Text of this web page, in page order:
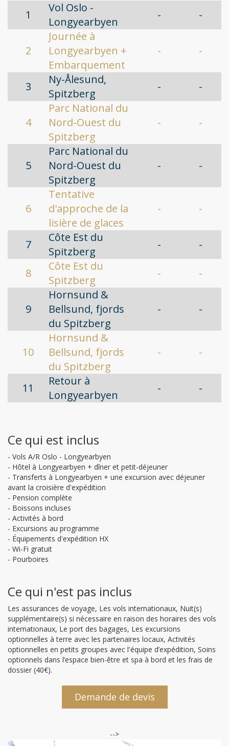
1
Vol Oslo -
Longyearbyen
- -
2
Journée à
Longyearbyen +
Embarquement
- -
3
Ny-Ålesund,
Spitzberg
- -
4
Parc National du
Nord-Ouest du
Spitzberg
- -
5
Parc National du
Nord-Ouest du
Spitzberg
- -
6
Tentative
d'approche de la
lisière de glaces
- -
7
Côte Est du
Spitzberg
- -
8
Côte Est du
Spitzberg
- -
9
Hornsund &
Bellsund, fjords
du Spitzberg
- -
10
Hornsund &
Bellsund, fjords
du Spitzberg
- -
11
Retour à
Longyearbyen
- -
Ce qui est inclus
- Vols A/R Oslo - Longyearbyen
- Hôtel à Longyearbyen + dîner et petit-déjeuner
- Transferts à Longyearbyen + une excursion avec déjeuner
avant la croisière d'expédition
- Pension complète
- Boissons incluses
- Activités à bord
- Excursions au programme
- Équipements d'expédition HX
- Wi-Fi gratuit
- Pourboires
Ce qui n'est pas inclus
Les assurances de voyage, Les vols internationaux, Nuit(s)
supplémentaire(s) si nécessaire en raison des horaires des vols
internationaux, Le port des bagages, Les excursions
optionnelles à terre avec les partenaires locaux, Activités
optionnelles en petits groupes avec l'équipe d’expédition, Soins
optionnels dans l’espace bien-être et spa à bord et les frais de
dossier (40€).
Demande de devis
-->